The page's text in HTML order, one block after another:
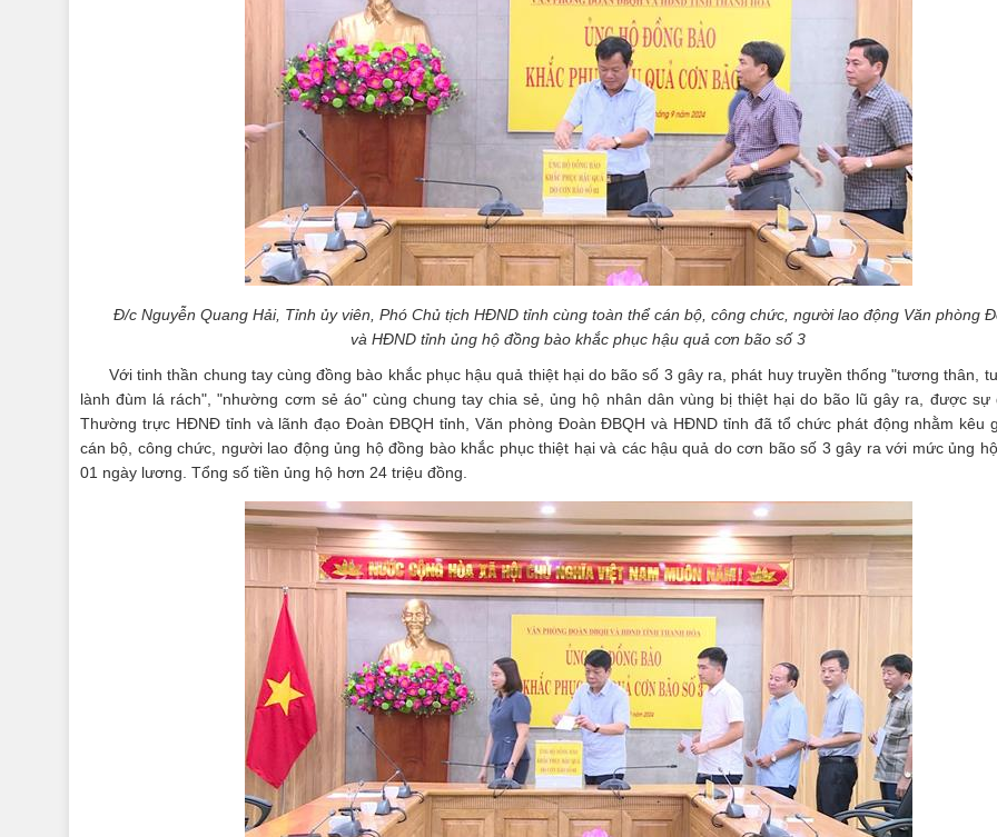
Đ/c Nguyễn Quang Hải, Tỉnh ủy viên, Phó Chủ tịch HĐND tỉnh cùng toàn thể cán bộ, công chức, người lao động Văn phòng
và HĐND tỉnh ủng hộ đồng bào khắc phục hậu quả cơn bão số 3
Với tinh thần chung tay cùng đồng bào khắc phục hậu quả thiệt hại do bão số 3 gây ra, phát huy truyền thống "tương thân,
lành đùm lá rách", "nhường cơm sẻ áo" cùng chung tay chia sẻ, ủng hộ nhân dân vùng bị thiệt hại do bão lũ gây ra, được sự
Thường trực HĐNĐ tỉnh và lãnh đạo Đoàn ĐBQH tỉnh, Văn phòng Đoàn ĐBQH và HĐND tỉnh đã tổ chức phát động nhằm kêu
cán bộ, công chức, người lao động ủng hộ đồng bào khắc phục thiệt hại và các hậu quả do cơn bão số 3 gây ra với mức ủng
01 ngày lương. Tổng số tiền ủng hộ hơn 24 triệu đồng.